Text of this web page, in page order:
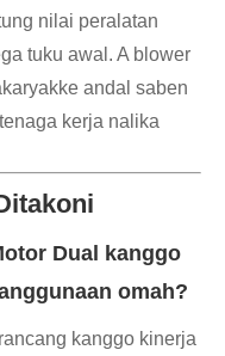
nilai peralatan
tuku awal. A blower
andal saben
kerja nalika
Dual kanggo
omah?
kanggo kinerja